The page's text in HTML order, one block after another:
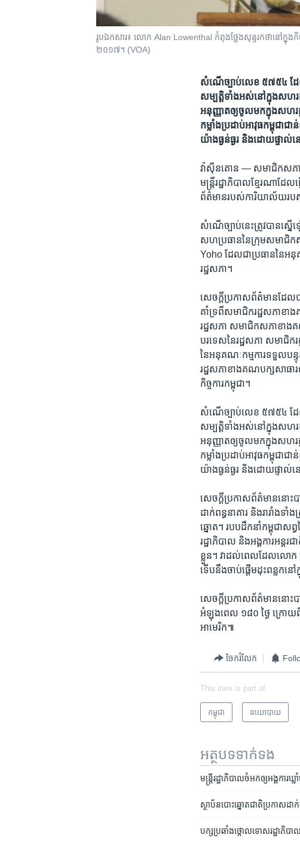
រូបឯកសារ៖ លោក​ Alan Lowenthal​ កំពុង​ថ្លែង​សុន្ទរកថា​នៅ​ក្នុង​កិ
២០១៧​។ (VOA)
សំណើ​ច្បាប់​លេខ ៥៧៥៤ ដែល​ហ
សម្បត្តិ​ទាំង​អស់​នៅ​ក្នុង​សហរ
អនុញ្ញាត​ឲ្យ​ចូល​មក​ក្នុង​សហរដ្ឋ​
កម្លាំង​ប្រដាប់​អាវុធ​កម្ពុជ
យ៉ាង​ធ្ងន់ធ្ងរ និង​ដោយ​ផ្ទាល់​ន
វ៉ាស៊ីនតោន — សមាជិក​សភា​
មន្ត្រី​រដ្ឋាភិបាល​ខ្មែរ​ណា​ដែ
ព័ត៌មាន​របស់​ការិយាល័យ​រប
សំណើ​ច្បាប់​នេះ​ត្រូវ​បាន​ស្
សហ​ប្រធាន​នៃ​ក្រុម​សមាជិក​
Yoho ដែល​ជា​ប្រធាន​នៃ​អនុ​
រដ្ឋសភា។
សេចក្ដី​ប្រកាស​ព័ត៌មាន​ដែល​ប
គាំទ្រ​ពី​សមាជិក​រដ្ឋសភា​ខា
រដ្ឋសភា សមាជិក​សភា​ខាង​
បរទេស​នៃ​រដ្ឋសភា សមាជិ
នៃ​អនុ​គណៈកម្មការ​ទទួល​បន្
រដ្ឋសភា​ខាង​គណបក្ស​សាធ
កិច្ចការ​កម្ពុជា។
សំណើ​ច្បាប់​លេខ ៥៧៥៤ ដែល​ហ
សម្បត្តិ​ទាំង​អស់​នៅ​ក្នុង​សហរ
អនុញ្ញាត​ឲ្យ​ចូល​មក​ក្នុង​សហរដ្ឋ​
កម្លាំង​ប្រដាប់​អាវុធ​កម្ពុជា​
យ៉ាង​ធ្ងន់ធ្ងរ និង​ដោយ​ផ្ទាល់​ន
សេចក្ដី​ប្រកាស​ព័ត៌មាន​នោះ​ប
ដាក់​ពន្ធនាគារ និង​រារាំង​
ឆ្នោត។ របប​ដឹកនាំ​កម្ពុជា​សព្
រដ្ឋាភិបាល និង​អង្គការ​អន្ត
ខ្លួន។ វា​ដល់​ពេល​ដែល​លោក
ទើប​នឹង​ចាប់ផ្ដើម​ដុះ​ពន្លក​ន
សេចក្ដី​ប្រកាស​ព័ត៌មាន​នោះ​ប
អំឡុង​ពេល ១៨០ ថ្ងៃ ក្រោយ​ពី​
អាមេរិក៕
ចែករំលែក
This item is part of
កម្ពុជា នយោបាយ
អត្ថបទ​ទាក់ទង
មន្ត្រី​រដ្ឋាភិបាល​​ចំអក​ឲ្យ​អង្គកា
ស្ថាប័ន​បោះឆ្នោត​ជាតិ​ប្រកាស​ដា
បក្ស​ប្រឆាំង​ថ្កោល​ទោស​រដ្ឋាភិបា